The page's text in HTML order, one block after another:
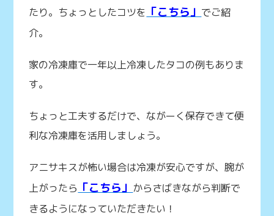
たり。ちょっとしたコツを 「こちら」 でご紹
介。
家の冷凍庫で一年以上冷凍したタコの例もありま
す。
ちょっと工夫するだけで、ながーく保存できて便
利な冷凍庫を活用しましょう。
アニサキスが怖い場合は冷凍が安心ですが、腕が
上がったら 「こちら」 からさばきながら判断で
きるようになっていただきたい！